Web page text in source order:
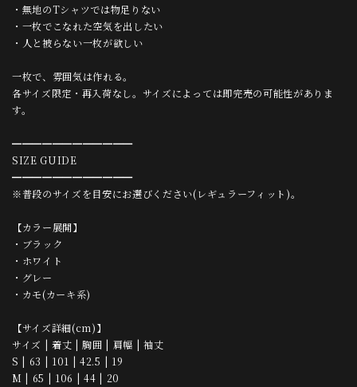
・無地のTシャツでは物足りない
・一枚でこなれた空気を出したい
・人と被らない一枚が欲しい
一枚で、雰囲気は作れる。
各サイズ限定・再入荷なし。サイズによっては即完売の可能性がありま
す。
━━━━━━━━━━━━
SIZE GUIDE
━━━━━━━━━━━━
※普段のサイズを目安にお選びください(レギュラーフィット)。
【カラー展開】
・ブラック
・ホワイト
・グレー
・カモ(カーキ系)
【サイズ詳細(cm)】
サイズ | 着丈 | 胸囲 | 肩幅 | 袖丈
S | 63 | 101 | 42.5 | 19
M | 65 | 106 | 44 | 20